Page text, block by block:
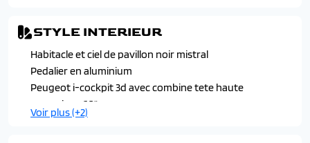
STYLE INTERIEUR
Habitacle et ciel de pavillon noir mistral
Pedalier en aluminium
Peugeot i-cockpit 3d avec combine tete haute
numerique 10"
Surtapis avant et arriere noirs avec surpiqures vert
Voir plus (+2)